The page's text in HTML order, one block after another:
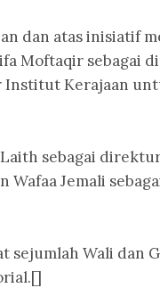
dan atas inisiatif
Moftaqir sebagai
Kerajaan
sebagai
Wafaa Jemali
sejumlah Wali dan